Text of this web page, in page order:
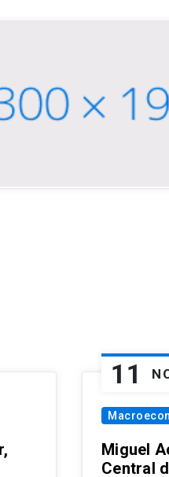
11
Miguel
Central